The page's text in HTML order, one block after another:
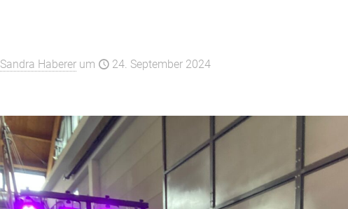
Sandra Haberer um 24. September 2024